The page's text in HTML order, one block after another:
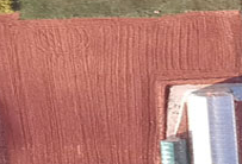
uključujući sedam plenarnih
iz pet različitih zemalja
izazova u poljoprivredi i